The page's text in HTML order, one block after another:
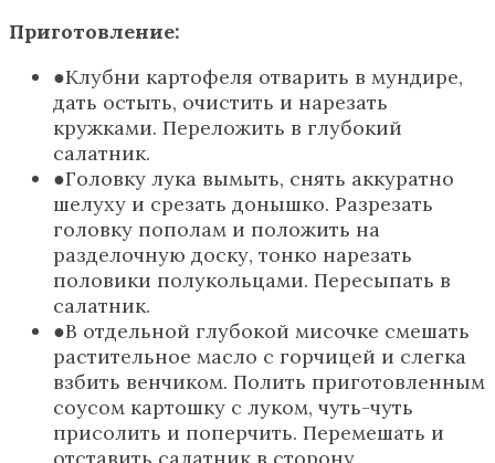
Приготовление:
Клубни картофеля отварить в мундире,
дать остыть, очистить и нарезать
кружками. Переложить в глубокий
салатник.
Головку лука вымыть, снять аккуратно
шелуху и срезать донышко. Разрезать
головку пополам и положить на
разделочную доску, тонко нарезать
половики полукольцами. Пересыпать в
салатник.
В отдельной глубокой мисочке смешать
растительное масло с горчицей и слегка
взбить венчиком. Полить приготовленным
соусом картошку с луком, чуть-чуть
присолить и поперчить. Перемешать и